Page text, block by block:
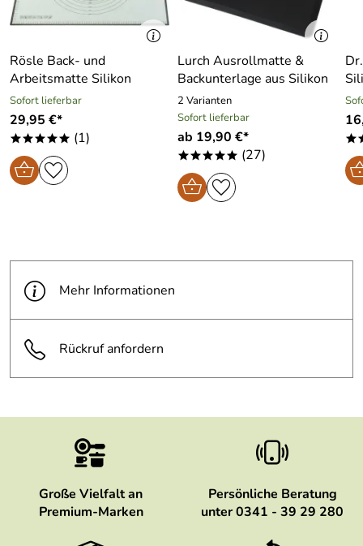
Rösle Back- und
Arbeitsmatte Silikon
Sofort lieferbar
29,95 €*
***** (1)
Lurch Ausrollmatte &
Backunterlage aus Silikon
2 Varianten
Sofort lieferbar
ab 19,90 €*
***** (27)
Mehr Informationen
Rückruf anfordern
Große Vielfalt an
Premium-Marken
Persönliche Beratung
unter 0341 - 39 29 280